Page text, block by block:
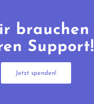
brauchen
Support!
Jetzt spenden!